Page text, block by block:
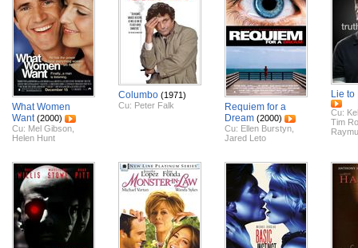
What Women
Want (2000)
Cu: Mel Gibson
Helen Hunt
Columbo (1971)
Cu: Peter Falk
Requiem for a
Dream (2000)
Cu: Ellen Burstyn
Jared Leto
Lie to
Cu:
Tim